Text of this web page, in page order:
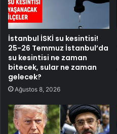
İstanbul İSKİ su kesintisi!
25-26 Temmuz İstanbul’da
su kesintisi ne zaman
bitecek, sular ne zaman
gelecek?
Ağustos 8, 2026